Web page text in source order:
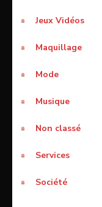
Jeux Vidéos
Maquillage
Mode
Musique
Non classé
Services
Société